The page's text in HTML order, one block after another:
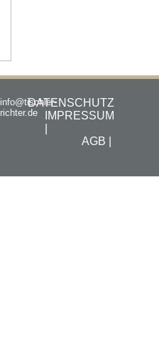
info@tischler-
richter.de
DATENSCHUTZ
IMPRESSUM
AGB |